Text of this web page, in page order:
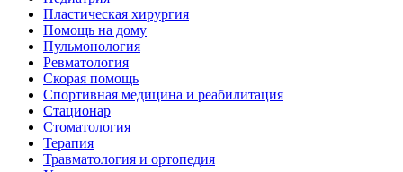
Пластическая хирургия
Помощь на дому
Пульмонология
Ревматология
Скорая помощь
Спортивная медицина и реабилитация
Стационар
Стоматология
Терапия
Травматология и ортопедия